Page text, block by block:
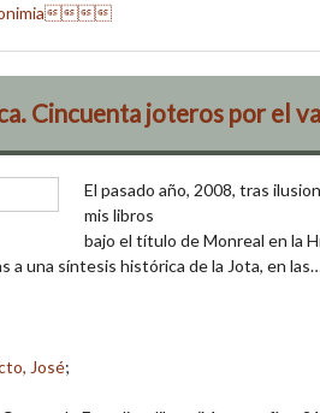
Cincuenta joteros por el
El pasado año, 2008, tras
mis libros
bajo el título de Monreal en la
a una síntesis histórica de la Jota, en
José;